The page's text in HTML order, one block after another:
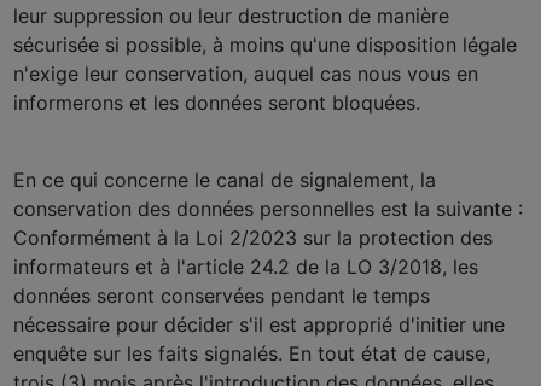
leur suppression ou leur destruction de manière
sécurisée si possible, à moins qu'une disposition légale
n'exige leur conservation, auquel cas nous vous en
informerons et les données seront bloquées.
En ce qui concerne le canal de signalement, la
conservation des données personnelles est la suivante :
Conformément à la Loi 2/2023 sur la protection des
informateurs et à l'article 24.2 de la LO 3/2018, les
données seront conservées pendant le temps
nécessaire pour décider s'il est approprié d'initier une
enquête sur les faits signalés. En tout état de cause,